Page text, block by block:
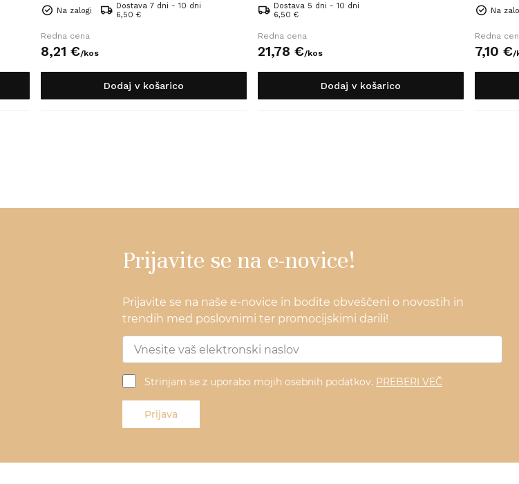
Na zalogi
Dostava 7 dni - 10 dni
6,50 €
Redna cena
8,21 €/kos
Dodaj v košarico
Dostava 5 dni - 10 dni
6,50 €
Redna cena
21,78 €/kos
Dodaj v košarico
Na
Redna
7,10 €/
Prijavite se na e-novice!
Prijavite se na naše e-novice in bodite obveščeni o novostih in
trendih med poslovnimi ter promocijskimi darili!
Strinjam se z uporabo mojih osebnih podatkov. PREBERI VEČ
Prijava